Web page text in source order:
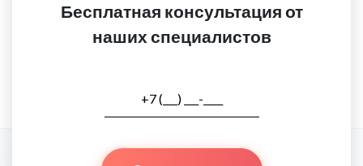
Бесплатная консультация от
наших специалистов